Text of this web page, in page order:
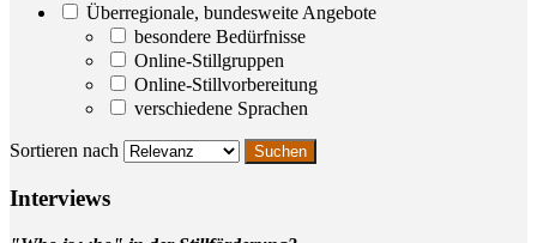
Überregionale, bundesweite Angebote
besondere Bedürfnisse
Online-Stillgruppen
Online-Stillvorbereitung
verschiedene Sprachen
Sortieren nach
Inter­views